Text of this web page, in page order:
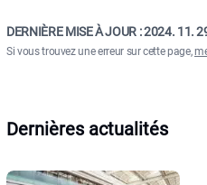
DERNIÈRE MISE À JOUR :2024. 11.
Si vous trouvez une erreur sur cette page,
Dernières actualités